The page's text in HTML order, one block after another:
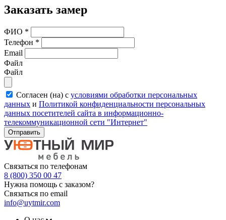
Заказать замер
ФИО *
Телефон *
Email
Файл
Файл
Согласен (на) с условиями обработки персональных
данных и Политикой конфиденциальности персональных
данных посетителей сайта в информационно-
телекоммуникационной сети "Интернет"
Отправить
Связаться по телефонам
8 (800) 350 00 47
Нужна помощь с заказом?
Связаться по email
info@uytmir.com